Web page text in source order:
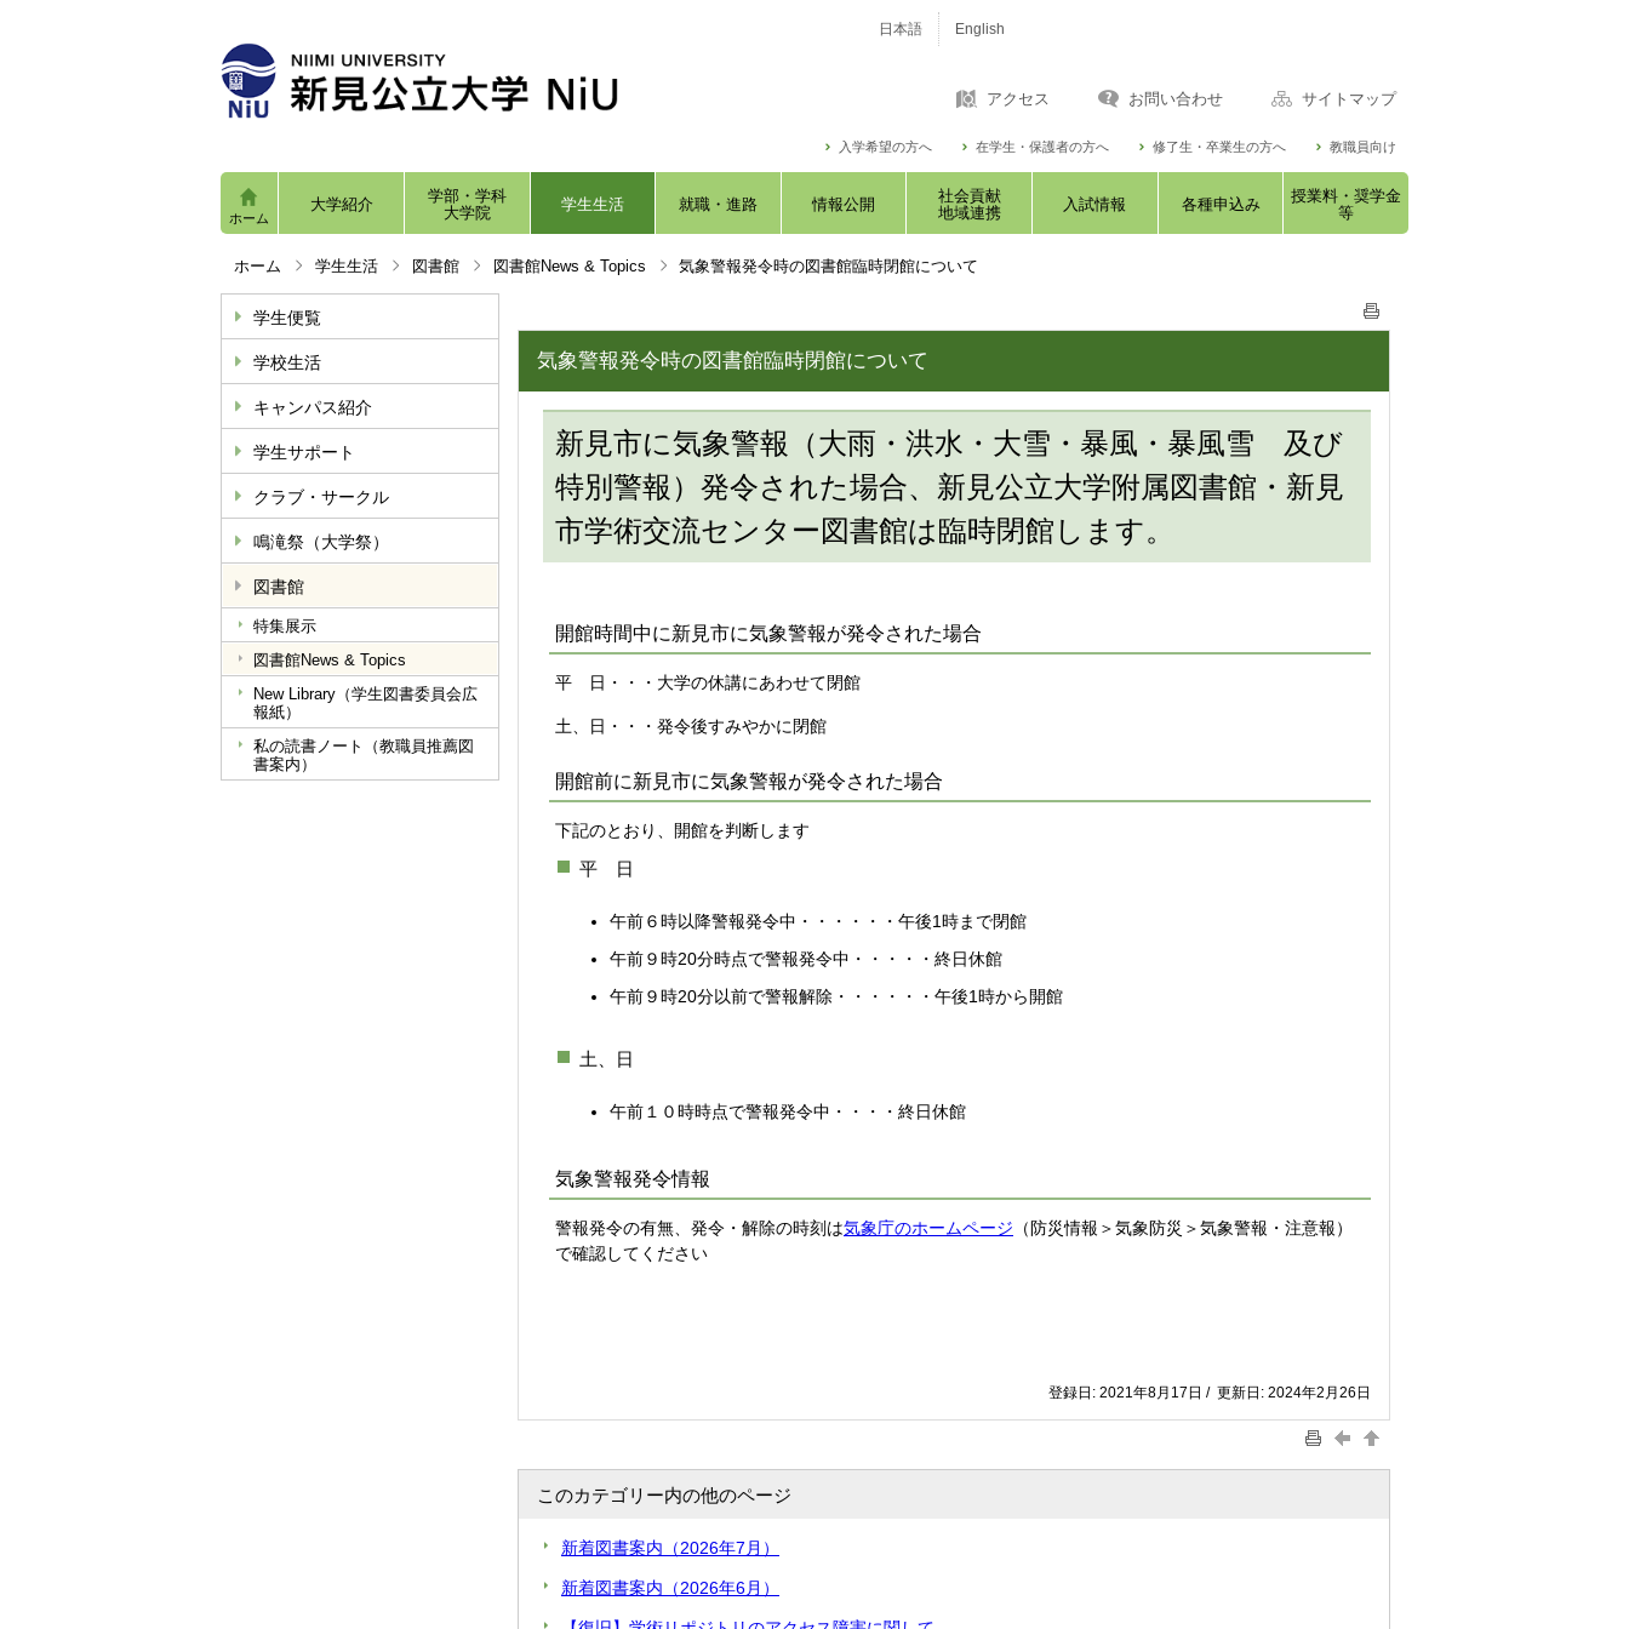
日本語 English
アクセス お問い合わせ サイトマップ
入学希望の方へ 在学生・保護者の方へ 修了生・卒業生の方へ 教職員向け
ホーム
大学紹介
学部・学科
大学院
学生生活 就職・進路 情報公開
社会貢献
地域連携
入試情報 各種申込み
授業料・奨学金
等
ホーム 学生生活 図書館 図書館News & Topics 気象警報発令時の図書館臨時閉館について
学生便覧
学校生活
キャンパス紹介
学生サポート
クラブ・サークル
鳴滝祭（大学祭）
図書館
特集展示
図書館News & Topics
New Library（学生図書委員会広
報紙）
私の読書ノート（教職員推薦図
書案内）
気象警報発令時の図書館臨時閉館について
新見市に気象警報（大雨・洪水・大雪・暴風・暴風雪 及び
特別警報）発令された場合、新見公立大学附属図書館・新見
市学術交流センター図書館は臨時閉館します。
開館時間中に新見市に気象警報が発令された場合
平 日・・・大学の休講にあわせて閉館
土、日・・・発令後すみやかに閉館
開館前に新見市に気象警報が発令された場合
下記のとおり、開館を判断します
平 日
午前６時以降警報発令中・・・・・・午後1時まで閉館
午前９時20分時点で警報発令中・・・・・終日休館
午前９時20分以前で警報解除・・・・・・午後1時から開館
土、日
午前１０時時点で警報発令中・・・・終日休館
気象警報発令情報
警報発令の有無、発令・解除の時刻は気象庁のホームページ （防災情報＞気象防災＞気象警報・注意報）
で確認してください
登録日: 2021年8月17日 / 更新日: 2024年2月26日
このカテゴリー内の他のページ
新着図書案内（2026年7月）
新着図書案内（2026年6月）